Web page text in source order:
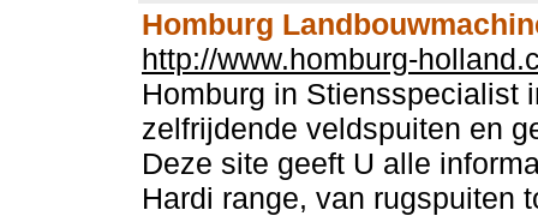
Homburg
http://www.homburg-
Homburg in Stiensspecialist
zelfrijdende veldspuiten en
Deze site geeft U alle
Hardi range, van rugspuiten